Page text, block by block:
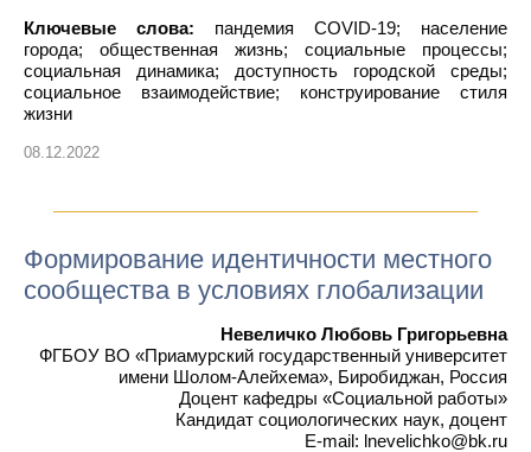
Ключевые слова: пандемия COVID-19; население
города; общественная жизнь; социальные процессы;
социальная динамика; доступность городской среды;
социальное взаимодействие; конструирование стиля
жизни
08.12.2022
Формирование идентичности местного
сообщества в условиях глобализации
Невеличко Любовь Григорьевна
ФГБОУ ВО «Приамурский государственный университет
имени Шолом-Алейхема», Биробиджан, Россия
Доцент кафедры «Социальной работы»
Кандидат социологических наук, доцент
E-mail: lnevelichko@bk.ru